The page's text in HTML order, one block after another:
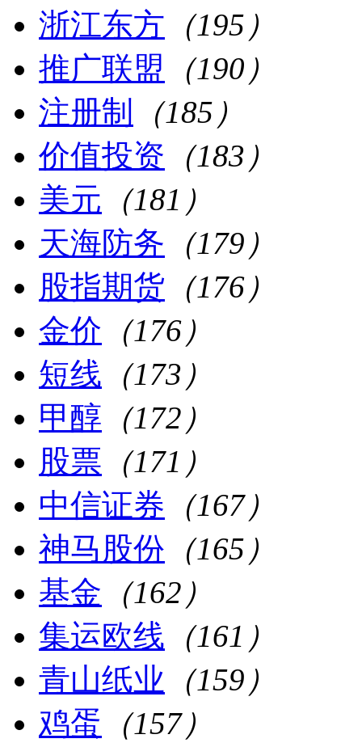
浙江东方 （195）
推广联盟 （190）
注册制
（185）
价值投资 （183）
美元 （181）
天海防务 （179）
股指期货 （176）
金价 （176）
短线 （173）
甲醇 （172）
股票 （171）
中信证券 （167）
神马股份 （165）
基金 （162）
集运欧线 （161）
青山纸业 （159）
鸡蛋 （157）